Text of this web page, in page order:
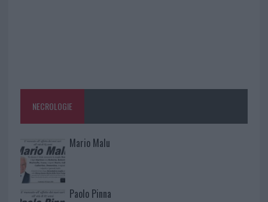
NECROLOGIE
Mario Malu
Paolo Pinna